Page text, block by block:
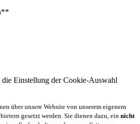
die Einstellung der Cookie-Auswahl
über unsere Website von unserem eigenem
gesetzt werden. Sie dienen dazu, ein nicht